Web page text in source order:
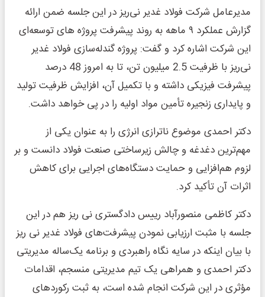
مدیرعامل شرکت فولاد غدیر نی‌ریز در این جلسه ضمن ارائه
گزارش عملکرد ۹ ماهه به روند پیشرفت پروژه‌ های توسعه‌ای
این شرکت اشاره کرد و گفت: پروژه گندله‌سازی فولاد غدیر
نی‌ریز با ظرفیت 2.5 میلیون تن، تا به امروز 48 درصد
پیشرفت فیزیکی داشته و با تکمیل آن، افزایش ظرفیت تولید
و پایداری زنجیره تأمین مواد اولیه را در پی خواهد داشت.
دکتر احمدی موضوع ناترازی انرژی را به عنوان یکی از
مهم‌ترین دغدغه‌ و چالش‌ زیرساختی صنعت فولاد دانست و بر
لزوم هم‌افزایی و حمایت دستگاه‌های اجرایی برای کاهش
اثرات آن تأکید کرد.
دکتر کاظمی منصورآباد رییس دادگستری نی ریز هم در این
جلسه با مثبت ارزیابی نمودن پیشرفت‌های فولاد غدیر نی ریز
با بیان اینکه در سایه نگاه راهبردی و برنامه یک‌ساله مدیریتی
دکتر احمدی و همراهی یک تیم مدیریتی منسجم، اقدامات
مؤثری در این شرکت انجام شده است، به ثبت رکوردهای